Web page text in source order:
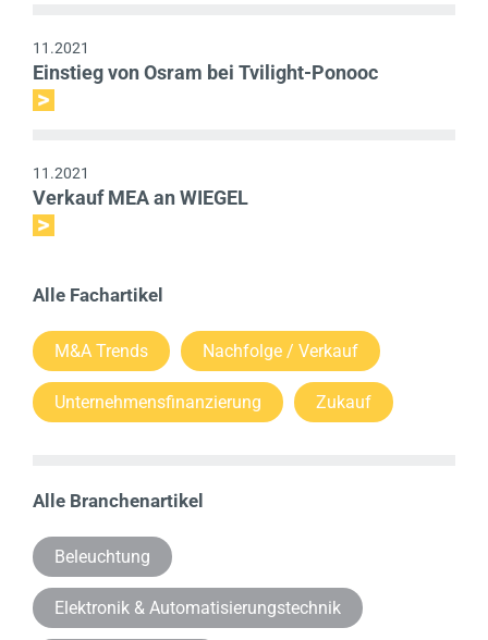
Publikationen
News
Kontakt
EN
11.2021
Einstieg von Osram bei Tvilight-Ponooc
11.2021
Verkauf MEA an WIEGEL
Alle Fachartikel
M&A Trends Nachfolge / Verkauf
Unternehmensfinanzierung Zukauf
Alle Branchenartikel
Beleuchtung
Elektronik & Automatisierungstechnik